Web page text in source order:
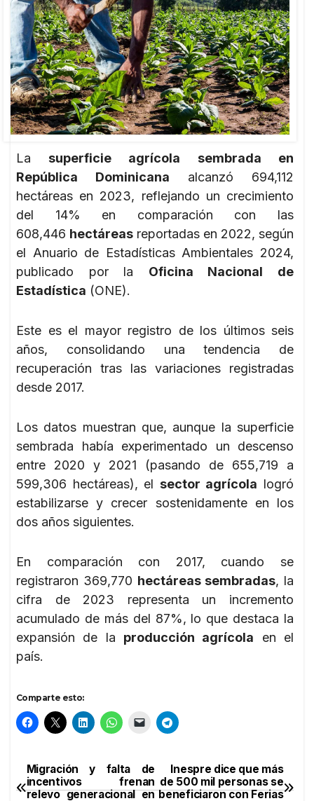
La superficie agrícola sembrada en
República Dominicana alcanzó 694,112
hectáreas en 2023, reflejando un crecimiento
del 14% en comparación con las
608,446 hectáreas reportadas en 2022, según
el Anuario de Estadísticas Ambientales 2024,
publicado por la Oficina Nacional de
Estadística (ONE).
Este es el mayor registro de los últimos seis
años, consolidando una tendencia de
recuperación tras las variaciones registradas
desde 2017.
Los datos muestran que, aunque la superficie
sembrada había experimentado un descenso
entre 2020 y 2021 (pasando de 655,719 a
599,306 hectáreas), el sector agrícola logró
estabilizarse y crecer sostenidamente en los
dos años siguientes.
En comparación con 2017, cuando se
registraron 369,770 hectáreas sembradas, la
cifra de 2023 representa un incremento
acumulado de más del 87%, lo que destaca la
expansión de la producción agrícola en el
país.
Comparte esto:
Navegación
Inespre dice que más
de 500 mil personas se
beneficiaron con Ferias
Migración y falta de
incentivos frenan
relevo generacional en